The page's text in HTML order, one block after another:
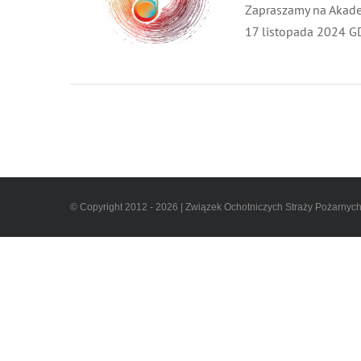
Zapraszamy na
17 listopada 2024
© Copyright 2012 - 2026 | Związek Ochotniczych Straży